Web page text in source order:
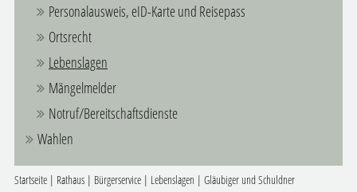
Personalausweis, eID-Karte und Reisepass
Ortsrecht
Lebenslagen
Mängelmelder
Notruf/Bereitschaftsdienste
Wahlen
Startseite| Rathaus| Bürgerservice| Lebenslagen | Gläubiger und Schuldner